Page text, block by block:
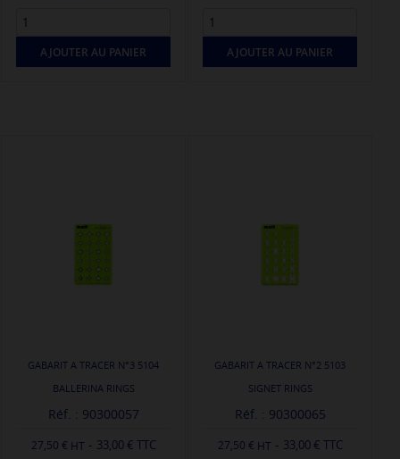
AJOUTER AU PANIER AJOUTER AU PANIER
GABARIT A TRACER N°3 5104
BALLERINA RINGS
Réf. : 90300057
27,50 € - 33,00 € TTC
GABARIT A TRACER N°2 5103
SIGNET RINGS
Réf. : 90300065
27,50 € - 33,00 € TTC